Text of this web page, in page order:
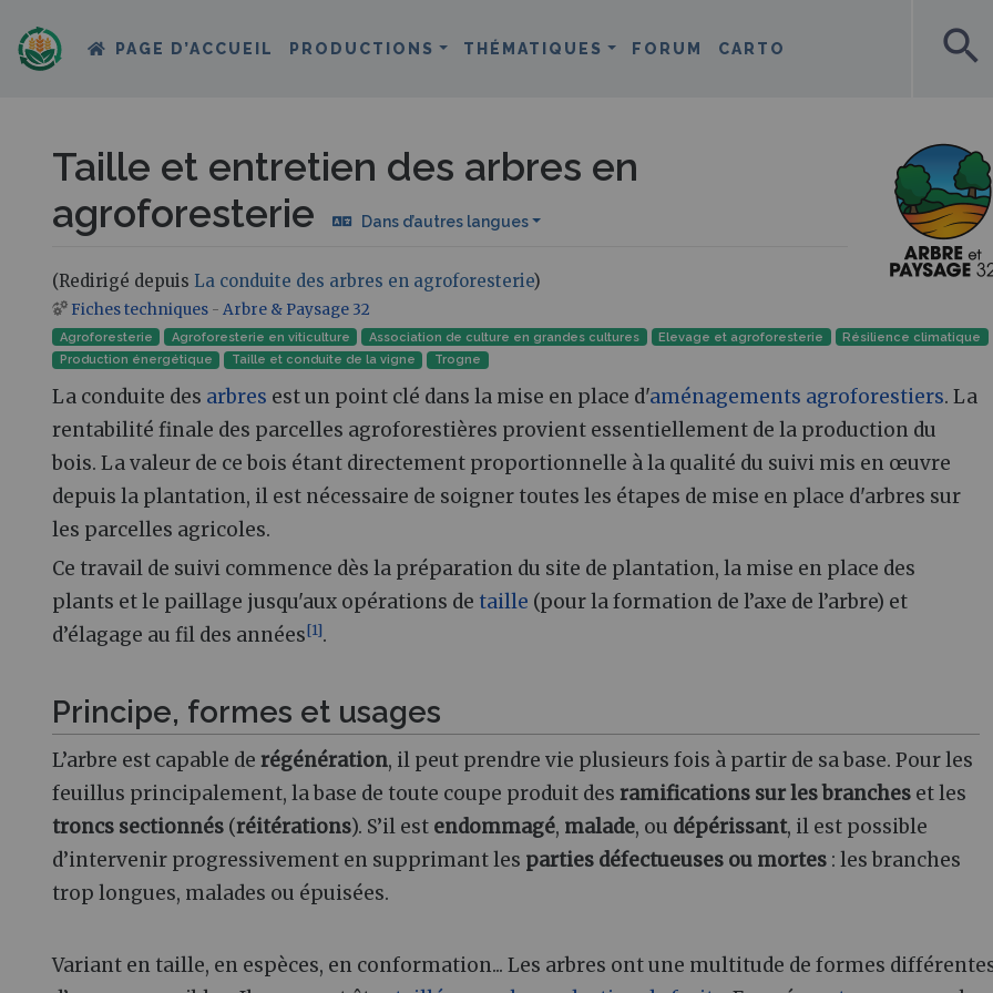
PAGE D’ACCUEIL PRODUCTIONS THÉMATIQUES FORUM CARTO search
Taille et entretien des arbres en
agroforesterie
Dans d’autres langues
(Redirigé depuis La conduite des arbres en agroforesterie)
Aller à :navigation,rechercher
Fiches techniques - Arbre & Paysage 32
Agroforesterie Agroforesterie en viticulture Association de culture en grandes cultures Elevage et agroforesterie
Résilience climatique
Production énergétique
Taille et conduite de la vigne Trogne
La conduite des arbres est un point clé dans la mise en place d'aménagements agroforestiers. La
rentabilité finale des parcelles agroforestières provient essentiellement de la production du
bois. La valeur de ce bois étant directement proportionnelle à la qualité du suivi mis en œuvre
depuis la plantation, il est nécessaire de soigner toutes les étapes de mise en place d'arbres sur
les parcelles agricoles.
Ce travail de suivi commence dès la préparation du site de plantation, la mise en place des
plants et le paillage jusqu'aux opérations de taille (pour la formation de l’axe de l’arbre) et
d’élagage au fil des années[1].
Principe, formes et usages
L’arbre est capable de régénération, il peut prendre vie plusieurs fois à partir de sa base. Pour les
feuillus principalement, la base de toute coupe produit des ramifications sur les branches et les
troncs sectionnés (réitérations). S’il est endommagé, malade, ou dépérissant, il est possible
d’intervenir progressivement en supprimant les parties défectueuses ou mortes : les branches
trop longues, malades ou épuisées.
Variant en taille, en espèces, en conformation... Les arbres ont une multitude de formes